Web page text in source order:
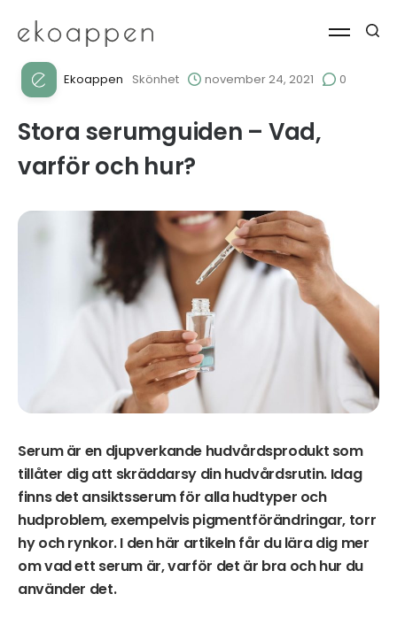
Ekoappen Skönhet november 24, 2021 0
Stora serumguiden – Vad,
varför och hur?
Serum är en djupverkande hudvårdsprodukt som
tillåter dig att skräddarsy din hudvårdsrutin. Idag
finns det ansiktsserum för alla hudtyper och
hudproblem, exempelvis pigmentförändringar, torr
hy och rynkor. I den här artikeln får du lära dig mer
om vad ett serum är, varför det är bra och hur du
använder det.